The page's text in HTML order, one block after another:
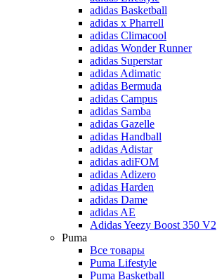
adidas Basketball
adidas x Pharrell
adidas Climacool
adidas Wonder Runner
adidas Superstar
adidas Adimatic
adidas Bermuda
adidas Campus
adidas Samba
adidas Gazelle
adidas Handball
adidas Adistar
adidas adiFOM
adidas Adizero
adidas Harden
adidas Dame
adidas AE
Adidas Yeezy Boost 350 V2
Puma
Все товары
Puma Lifestyle
Puma Basketball